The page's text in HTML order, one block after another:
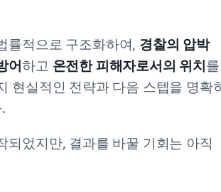
률적으로 구조화하여, 경찰의 압박
어하고 온전한 피해자로서의 위치를
현실적인 전략과 다음 스텝을 명확
되었지만, 결과를 바꿀 기회는 아직